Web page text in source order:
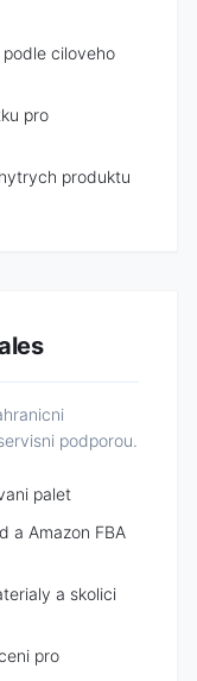
ciloveho
pro
produktu
podporou.
palet
a Amazon FBA
a skolici
pro